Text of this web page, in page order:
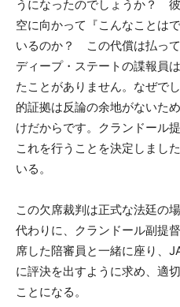
うになったのでしょうか？ 彼
空に向かって『こんなことは
いるのか？ この代償は払って
ディープ・ステートの諜報員
たことがありません。なぜで
的証拠は反論の余地がないた
けだからです。クランドール
これを行うことを決定しまし
いる。
この欠席裁判は正式な法廷の
代わりに、クランドール副提
席した陪審員と一緒に座り、
に評決を出すように求め、適
ことになる。